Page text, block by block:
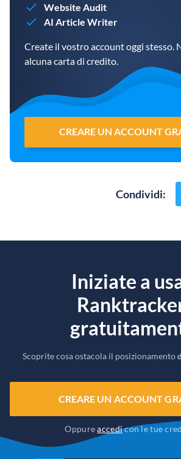
Website Audit
AI Article Writer
Create il vostro account oggi stesso.
alcuna carta di credito.
CREARE UN ACCOUNT
Condividi:
Iniziate a
Scoprite cosa ostacola il posizionamento
CREARE UN ACCOUNT
Oppureaccedicon le tue